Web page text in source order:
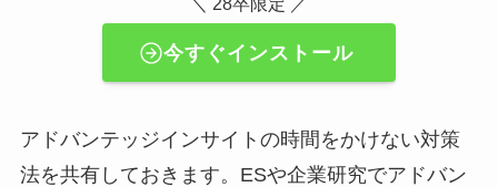
今すぐインストール
アドバンテッジインサイトの時間をかけない対策
法を共有しておきます。ESや企業研究でアドバン